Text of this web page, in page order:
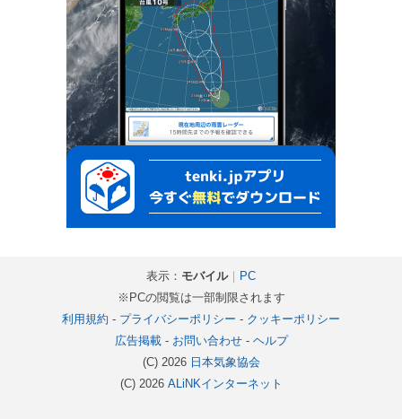
表示： モバイル｜ PC
※PCの閲覧は一部制限されます
利用規約 - プライバシーポリシー - クッキーポリシー
広告掲載- お問い合わせ- ヘルプ
(C) 2026 日本気象協会
(C) 2026 ALiNKインターネット